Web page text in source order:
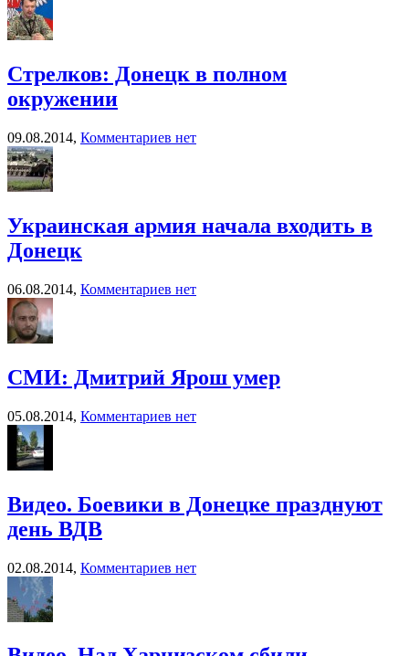
Стрелков: Донецк в полном
окружении
09.08.2014, Комментариев нет
Украинская армия начала входить в
Донецк
06.08.2014, Комментариев нет
СМИ: Дмитрий Ярош умер
05.08.2014, Комментариев нет
Видео. Боевики в Донецке празднуют
день ВДВ
02.08.2014, Комментариев нет